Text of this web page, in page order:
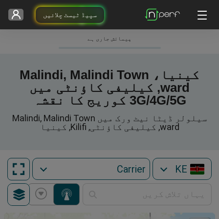
سپیڈ ٹیسٹ چلائیں
پیمائش جاری ہے
کینیا، Malindi, Malindi Town
ward, کیلیفی کاؤنٹی میں
3G/4G/5G کوریج کا نقشہ
سیلولر ڈیٹا نیٹ ورک میں Malindi, Malindi Town
ward, کیلیفی کاؤنٹی, Kilifi, کینیا
KE